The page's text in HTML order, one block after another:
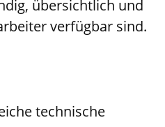
übersichtlich und
verfügbar sind.
technische